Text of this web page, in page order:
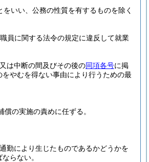
いい、公務の性質を有するものを除く
員に関する法令の規定に違反して就業
は中断の間及びその後の同項各号に掲
やむを得ない事由により行うための最
償の実施の責めに任ずる。
勤により生じたものであるかどうかを
らない。